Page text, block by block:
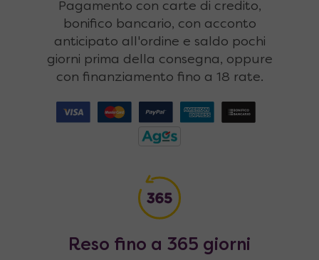
Pagamento con carte di credito,
bonifico bancario, con acconto
anticipato all'ordine e saldo pochi
giorni prima della consegna, oppure
con finanziamento fino a 18 rate.
Reso fino a 365 giorni